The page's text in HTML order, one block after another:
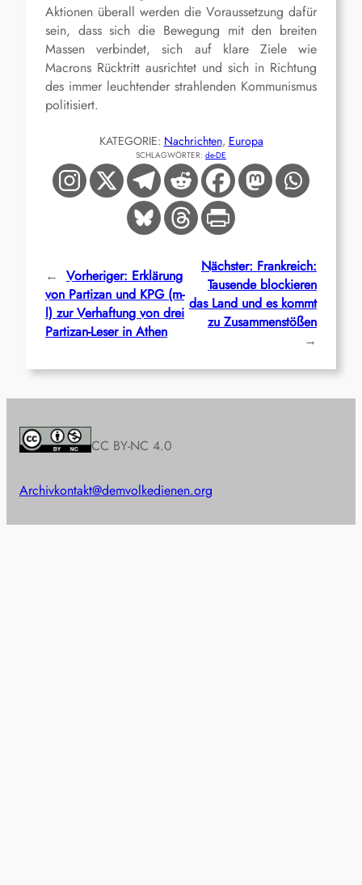
Aktionen überall werden die Voraussetzung dafür
sein, dass sich die Bewegung mit den breiten
Massen verbindet, sich auf klare Ziele wie
Macrons Rücktritt ausrichtet und sich in Richtung
des immer leuchtender strahlenden Kommunismus
politisiert.
KATEGORIE: Nachrichten, Europa
SCHLAGWÖRTER: de-DE
← Vorheriger: Erklärung
von Partizan und KPG (m-
l) zur Verhaftung von drei
Partizan-Leser in Athen
Nächster: Frankreich:
Tausende blockieren
das Land und es kommt
zu Zusammenstößen
→
CC BY-NC 4.0
Archivkontakt@demvolkedienen.org